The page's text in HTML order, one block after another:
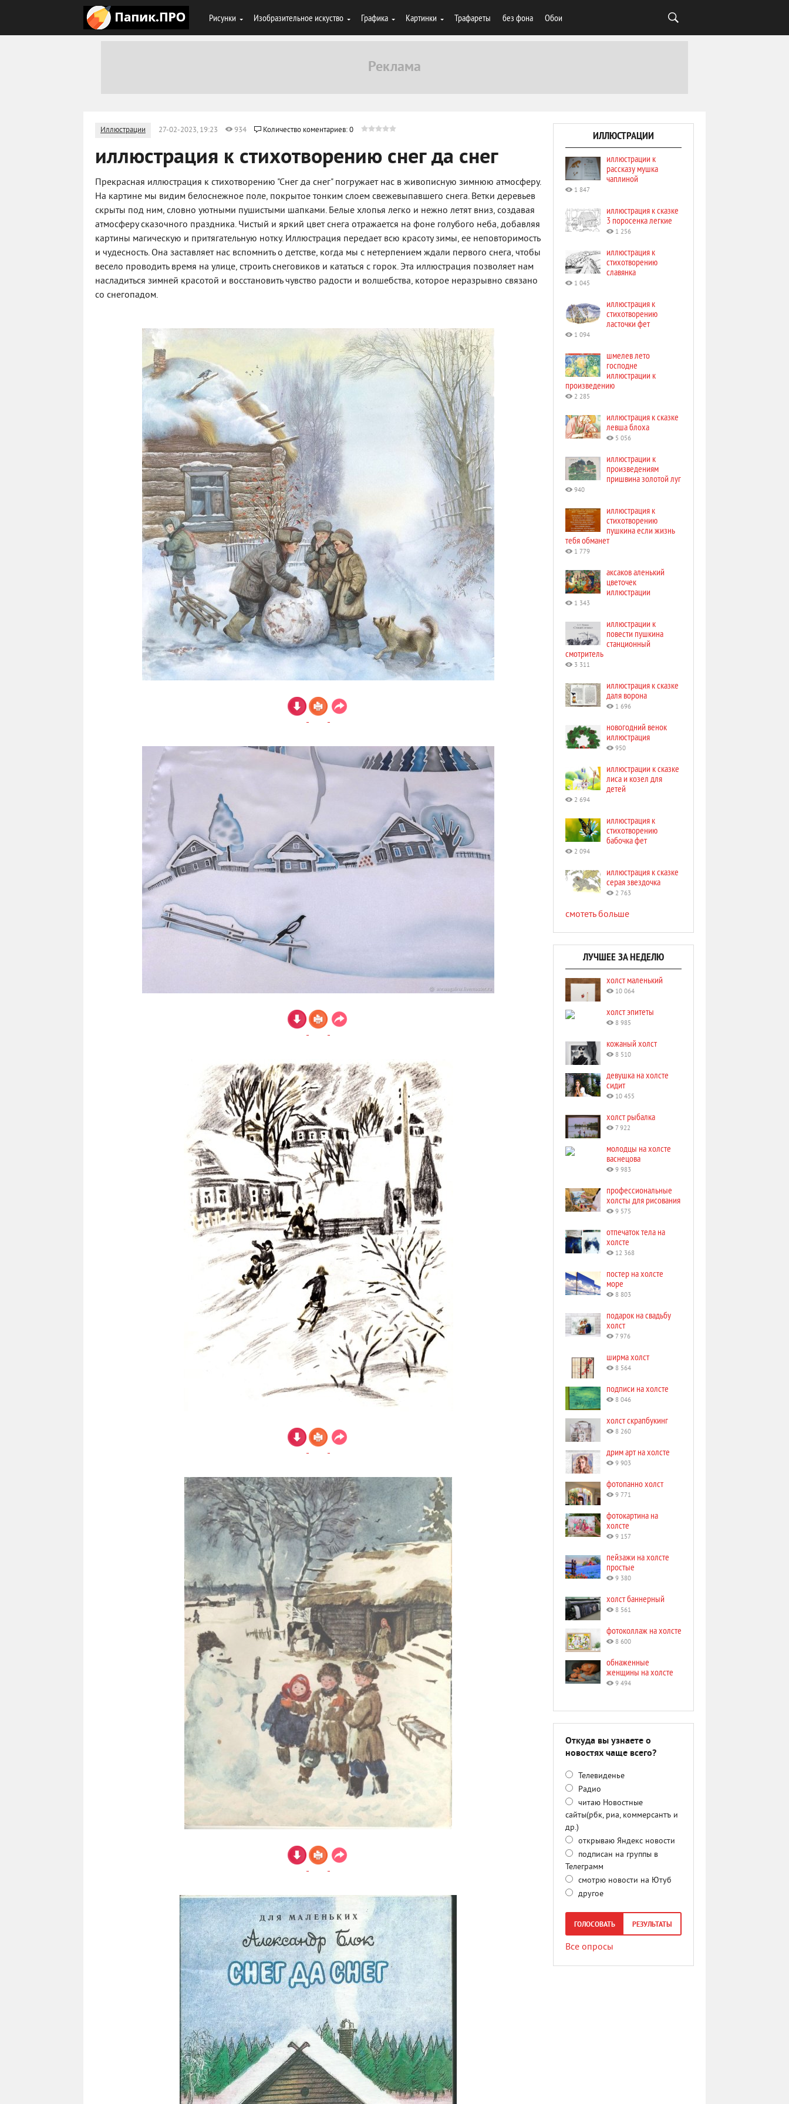
Рисунки Изобразительное искуство Графика Картинки Трафареты без фона Обои
Иллюстрации 27-02-2023, 19:23 934 Количество коментариев: 0
иллюстрация к стихотворению снег да снег
Прекрасная иллюстрация к стихотворению "Снег да снег" погружает нас в живописную зимнюю атмосферу.
На картине мы видим белоснежное поле, покрытое тонким слоем свежевыпавшего снега. Ветки деревьев
скрыты под ним, словно уютными пушистыми шапками. Белые хлопья легко и нежно летят вниз, создавая
атмосферу сказочного праздника. Чистый и яркий цвет снега отражается на фоне голубого неба, добавляя
картины магическую и притягательную нотку. Иллюстрация передает всю красоту зимы, ее неповторимость
и чудесность. Она заставляет нас вспомнить о детстве, когда мы с нетерпением ждали первого снега, чтобы
весело проводить время на улице, строить снеговиков и кататься с горок. Эта иллюстрация позволяет нам
насладиться зимней красотой и восстановить чувство радости и волшебства, которое неразрывно связано
со снегопадом.
ИЛЛЮСТРАЦИИ
иллюстрации к
рассказу мушка
чаплиной
1 847
иллюстрация к сказке
3 поросенка легкие
1 256
иллюстрация к
стихотворению
славянка
1 045
иллюстрация к
стихотворению
ласточки фет
1 094
шмелев лето
господне
иллюстрации к
произведению
2 285
иллюстрация к сказке
левша блоха
5 056
иллюстрации к
произведениям
пришвина золотой луг
940
иллюстрация к
стихотворению
пушкина если жизнь
тебя обманет
1 779
аксаков аленький
цветочек
иллюстрации
1 343
иллюстрации к
повести пушкина
станционный
смотритель
3 311
иллюстрация к сказке
даля ворона
1 696
новогодний венок
иллюстрация
950
иллюстрации к сказке
лиса и козел для
детей
2 694
иллюстрация к
стихотворению
бабочка фет
2 094
иллюстрация к сказке
серая звездочка
2 763
смотеть больше
ЛУЧШЕЕ ЗА НЕДЕЛЮ
холст маленький
10 064
холст эпитеты
8 985
кожаный холст
8 510
девушка на холсте
сидит
10 455
холст рыбалка
7 922
молодцы на холсте
васнецова
9 983
профессиональные
холсты для рисования
9 575
отпечаток тела на
холсте
12 368
постер на холсте
море
8 803
подарок на свадьбу
холст
7 976
ширма холст
8 564
подписи на холсте
8 046
холст скрапбукинг
8 260
дрим арт на холсте
9 903
фотопанно холст
9 771
фотокартина на
холсте
9 157
пейзажи на холсте
простые
9 380
холст баннерный
8 561
фотоколлаж на холсте
8 600
обнаженные
женщины на холсте
9 494
Откуда вы узнаете о
новостях чаще всего?
Телевиденье
Радио
читаю Новостные
сайты(рбк, риа, коммерсантъ и
др.)
открываю Яндекс новости
подписан на группы в
Телеграмм
смотрю новости на Ютуб
другое
ГОЛОСОВАТЬ РЕЗУЛЬТАТЫ
Все опросы